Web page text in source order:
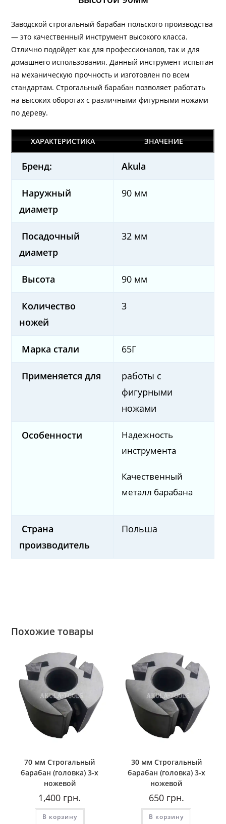
Заводской строгальный барабан польского производства
— это качественный инструмент высокого класса.
Отлично подойдет как для профессионалов, так и для
домашнего использования. Данный инструмент испытан
на механическую прочность и изготовлен по всем
стандартам. Строгальный барабан позволяет работать
на высоких оборотах с различными фигурными ножами
по дереву.
ХАРАКТЕРИСТИКА ЗНАЧЕНИЕ
Бренд: Akula
Наружный
диаметр
90 мм
Посадочный
диаметр
32 мм
Высота 90 мм
Количество
ножей
3
Марка стали 65Г
Применяется для
работы с
фигурными
ножами
Особенности
Надежность
инструмента
Качественный
металл барабана
Страна
производитель
Польша
Похожие товары
70 мм Строгальный
барабан (головка) 3-х
ножевой
1,400 грн.
В корзину
30 мм Строгальный
барабан (головка) 3-х
ножевой
650грн.
В корзину